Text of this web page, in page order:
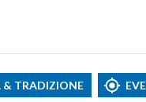
& TRADIZIONE